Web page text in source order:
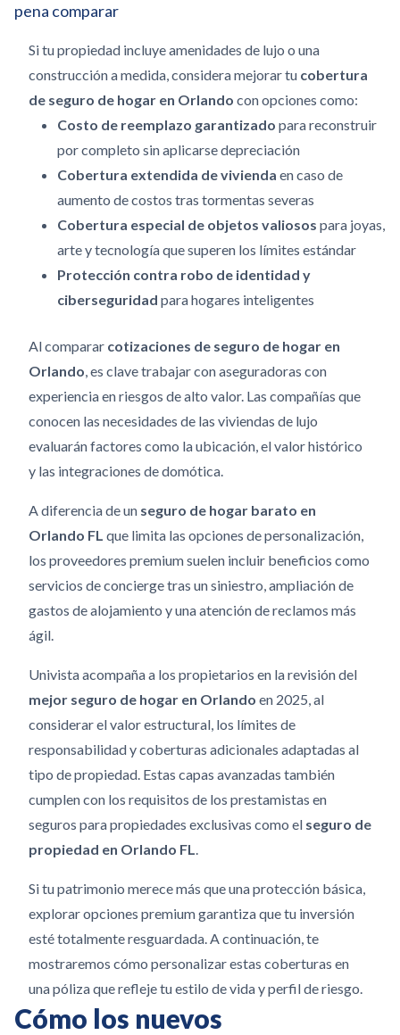
pena comparar
Si tu propiedad incluye amenidades de lujo o una
construcción a medida, considera mejorar tu cobertura
de seguro de hogar en Orlando con opciones como:
Costo de reemplazo garantizado para reconstruir
por completo sin aplicarse depreciación
Cobertura extendida de vivienda en caso de
aumento de costos tras tormentas severas
Cobertura especial de objetos valiosos para joyas,
arte y tecnología que superen los límites estándar
Protección contra robo de identidad y
ciberseguridad para hogares inteligentes
Al comparar cotizaciones de seguro de hogar en
Orlando, es clave trabajar con aseguradoras con
experiencia en riesgos de alto valor. Las compañías que
conocen las necesidades de las viviendas de lujo
evaluarán factores como la ubicación, el valor histórico
y las integraciones de domótica.
A diferencia de un seguro de hogar barato en
Orlando FL que limita las opciones de personalización,
los proveedores premium suelen incluir beneficios como
servicios de concierge tras un siniestro, ampliación de
gastos de alojamiento y una atención de reclamos más
ágil.
Univista acompaña a los propietarios en la revisión del
mejor seguro de hogar en Orlando en 2025, al
considerar el valor estructural, los límites de
responsabilidad y coberturas adicionales adaptadas al
tipo de propiedad. Estas capas avanzadas también
cumplen con los requisitos de los prestamistas en
seguros para propiedades exclusivas como el seguro de
propiedad en Orlando FL.
Si tu patrimonio merece más que una protección básica,
explorar opciones premium garantiza que tu inversión
esté totalmente resguardada. A continuación, te
mostraremos cómo personalizar estas coberturas en
una póliza que refleje tu estilo de vida y perfil de riesgo.
Cómo los nuevos